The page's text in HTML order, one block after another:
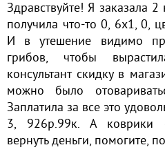
Здравствуйте! Я заказала
получила что-то 0, 6х1, 0,
И в утешение видимо
грибов, чтобы
консультант скидку в
можно было
Заплатила за все это
3, 926р.99к. А коврики
вернуть деньги, помогите,